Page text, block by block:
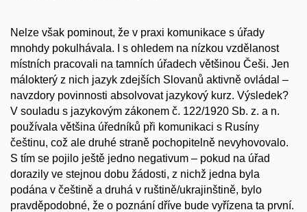
Nelze však pominout, že v praxi komunikace s úřady
mnohdy pokulhávala. I s ohledem na nízkou vzdělanost
místních pracovali na tamních úřadech většinou Češi. Jen
málokterý z nich jazyk zdejších Slovanů aktivně ovládal –
navzdory povinnosti absolvovat jazykový kurz. Výsledek?
V souladu s jazykovým zákonem č. 122/1920 Sb. z. a n.
používala většina úředníků při komunikaci s Rusíny
češtinu, což ale druhé straně pochopitelně nevyhovovalo.
S tím se pojilo ještě jedno negativum – pokud na úřad
dorazily ve stejnou dobu žádosti, z nichž jedna byla
podána v češtině a druhá v ruštině/ukrajinštině, bylo
pravděpodobné, že o poznání dříve bude vyřízena ta první.